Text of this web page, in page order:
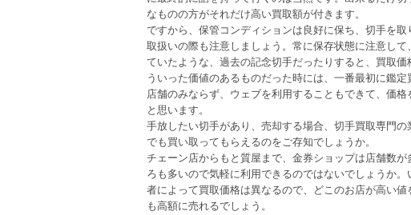
なものの方がそれだけ高い買取額が付きます。
ですから、保管コンディションは良好に保ち、切手を
取扱いの際も注意しましょう。常に保存状態に注意し
ていたような、過去の記念切手だったりすると、買取
ういった価値のあるものだった時には、一番最初に鑑定
店舗のみならず、ウェブを利用することもできて、価
と思います。
手放したい切手があり、売却する場合、切手買取専門
でも買い取ってもらえるのをご存知でしょうか。
チェーン店からもと質屋まで、金券ショップは店舗数
ろも多いので気軽に利用できるのではないでしょうか
者によって買取価格は異なるので、どこのお店が高い
も高額に売れるでしょう。